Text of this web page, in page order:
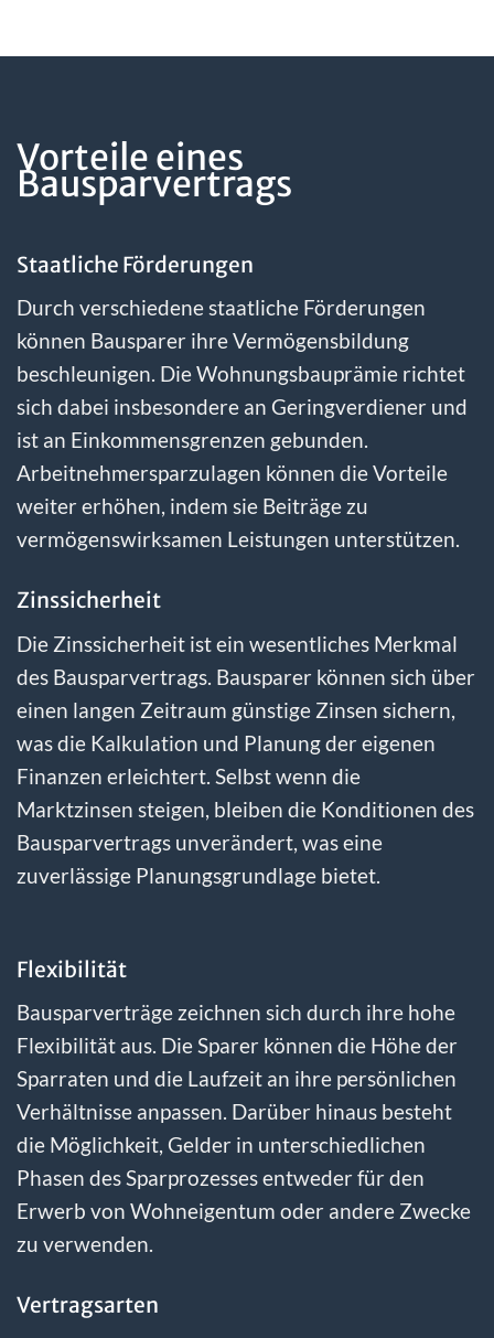
Vorteile eines
Bausparvertrags
Staatliche Förderungen
Durch verschiedene staatliche Förderungen
können Bausparer ihre Vermögensbildung
beschleunigen. Die Wohnungsbauprämie richtet
sich dabei insbesondere an Geringverdiener und
ist an Einkommensgrenzen gebunden.
Arbeitnehmersparzulagen können die Vorteile
weiter erhöhen, indem sie Beiträge zu
vermögenswirksamen Leistungen unterstützen.
Zinssicherheit
Die Zinssicherheit ist ein wesentliches Merkmal
des Bausparvertrags. Bausparer können sich über
einen langen Zeitraum günstige Zinsen sichern,
was die Kalkulation und Planung der eigenen
Finanzen erleichtert. Selbst wenn die
Marktzinsen steigen, bleiben die Konditionen des
Bausparvertrags unverändert, was eine
zuverlässige Planungsgrundlage bietet.
Flexibilität
Bausparverträge zeichnen sich durch ihre hohe
Flexibilität aus. Die Sparer können die Höhe der
Sparraten und die Laufzeit an ihre persönlichen
Verhältnisse anpassen. Darüber hinaus besteht
die Möglichkeit, Gelder in unterschiedlichen
Phasen des Sparprozesses entweder für den
Erwerb von Wohneigentum oder andere Zwecke
zu verwenden.
Vertragsarten